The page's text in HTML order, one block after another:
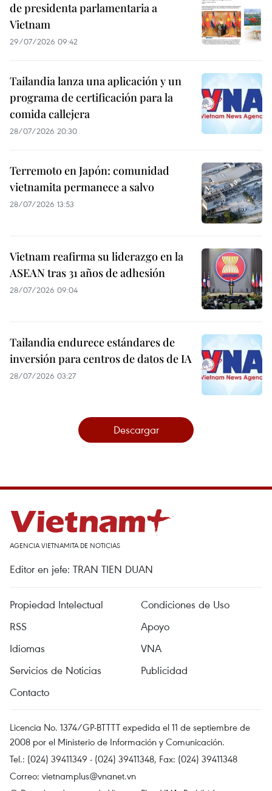
de presidenta parlamentaria a
Vietnam
29/07/2026 09:42
Tailandia lanza una aplicación y un
programa de certificación para la
comida callejera
28/07/2026 20:30
Terremoto en Japón: comunidad
vietnamita permanece a salvo
28/07/2026 13:53
Vietnam reafirma su liderazgo en la
ASEAN tras 31 años de adhesión
28/07/2026 09:04
Tailandia endurece estándares de
inversión para centros de datos de IA
28/07/2026 03:27
Descargar
AGENCIA VIETNAMITA DE NOTICIAS
Editor en jefe: TRAN TIEN DUAN
Propiedad Intelectual
Condiciones de Uso
RSS
Apoyo
Idiomas
VNA
Servicios de Noticias
Publicidad
Contacto
Licencia No. 1374/GP-BTTTT expedida el 11 de septiembre de
2008 por el Ministerio de Información y Comunicación.
Tel.: (024) 39411349 - (024) 39411348, Fax: (024) 39411348
Correo: vietnamplus@vnanet.vn